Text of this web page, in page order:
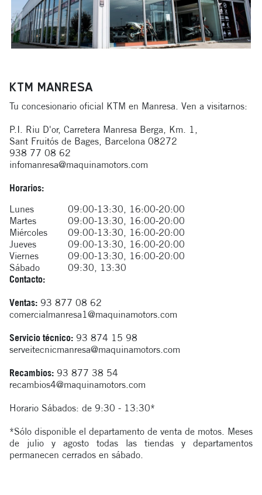
KTM MANRESA
Tu concesionario oficial KTM en Manresa. Ven a visitarnos:
P.I. Riu D'or, Carretera Manresa Berga, Km. 1,
Sant Fruitós de Bages, Barcelona 08272
938 77 08 62
infomanresa@maquinamotors.com
Horarios:
Lunes
09:00-13:30, 16:00-20:00
Martes
09:00-13:30, 16:00-20:00
Miércoles
09:00-13:30, 16:00-20:00
Jueves
09:00-13:30, 16:00-20:00
Viernes
09:00-13:30, 16:00-20:00
Sábado
09:30, 13:30
Contacto:
Ventas: 93 877 08 62
comercialmanresa1@maquinamotors.com
Servicio técnico: 93 874 15 98
serveitecnicmanresa@maquinamotors.com
Recambios: 93 877 38 54
recambios4@maquinamotors.com
Horario Sábados: de 9:30 - 13:30*
*Sólo disponible el departamento de venta de motos. Meses
de julio y agosto todas las tiendas y departamentos
permanecen cerrados en sábado.